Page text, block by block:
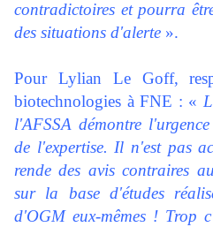
contradictoires et pourra
des situations d'alerte ».
Pour Lylian Le Goff,
biotechnologies à FNE : «
l'AFSSA démontre
de l'expertise. Il n'est pas
rende des avis contraires
sur la base d'études
d'OGM eux-mêmes ! Trop